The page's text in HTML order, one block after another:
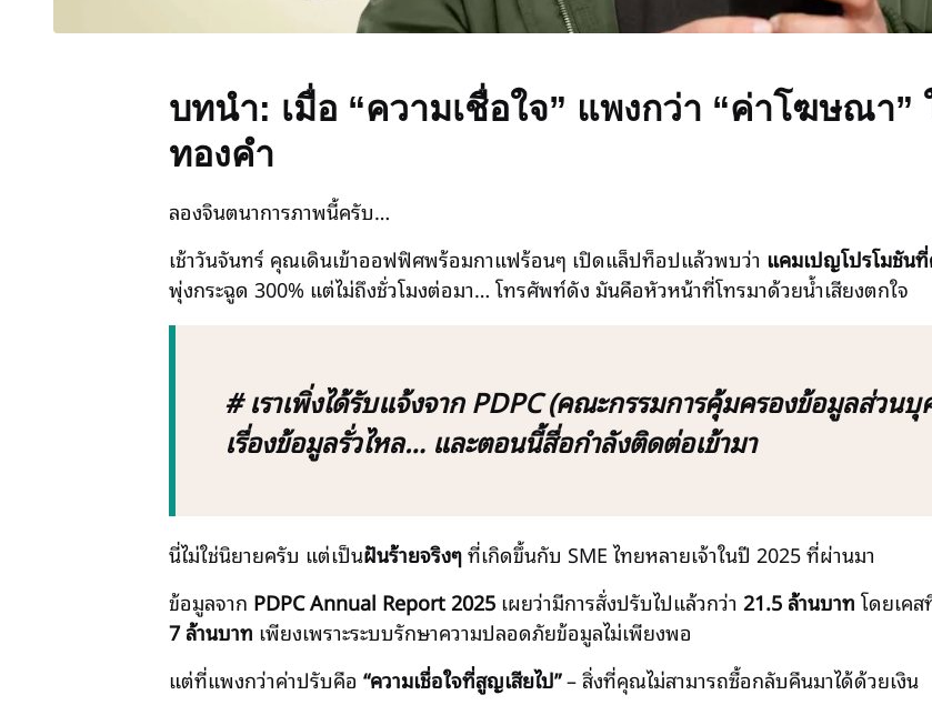
บทนำ: เมื่อ “ความเชื่อใจ” แพงกว่า “ค่าโฆษณา
ทองคำ
ลองจินตนาการภาพนี้ครับ…
เช้าวันจันทร์ คุณเดินเข้าออฟฟิศพร้อมกาแฟร้อนๆ เปิดแล็ปท็อปแล้วพบว่า แคมเปญโปรโมชัน
พุ่งกระฉูด 300% แต่ไม่ถึงชั่วโมงต่อมา… โทรศัพท์ดัง มันคือหัวหน้าที่โทรมาด้วยน้ำเสียงตกใจ
# เราเพิ่งได้รับแจ้งจาก PDPC (คณะกรรมการคุ้มครองข้อมูลส่วน
เรื่องข้อมูลรั่วไหล… และตอนนี้สื่อกำลังติดต่อเข้ามา
นี่ไม่ใช่นิยายครับ แต่เป็นฝันร้ายจริงๆที่เกิดขึ้นกับ SME ไทยหลายเจ้าในปี 2025 ที่ผ่านมา
ข้อมูลจาก PDPC Annual Report 2025 เผยว่ามีการสั่งปรับไปแล้วกว่า 21.5 ล้านบาท โดยเค
7 ล้านบาท เพียงเพราะระบบรักษาความปลอดภัยข้อมูลไม่เพียงพอ
แต่ที่แพงกว่าค่าปรับคือ “ความเชื่อใจที่สูญเสียไป”– สิ่งที่คุณไม่สามารถซื้อกลับคืนมาได้ด้วยเงิน